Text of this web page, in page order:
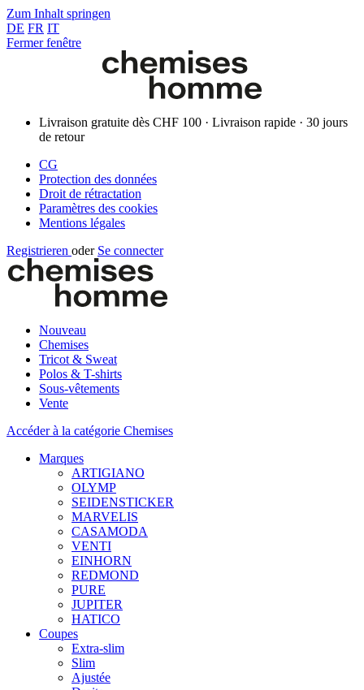
Zum Inhalt springen
DE FR IT
Fermer fenêtre
Livraison gratuite dès CHF 100 · Livraison rapide · 30 jours
de retour
CG
Protection des données
Droit de rétractation
Paramètres des cookies
Mentions légales
Registrieren oder Se connecter
Nouveau
Chemises
Tricot & Sweat
Polos & T-shirts
Sous-vêtements
Vente
Accéder à la catégorie Chemises
Marques
ARTIGIANO
OLYMP
SEIDENSTICKER
MARVELIS
CASAMODA
VENTI
EINHORN
REDMOND
PURE
JUPITER
HATICO
Coupes
Extra-slim
Slim
Ajustée